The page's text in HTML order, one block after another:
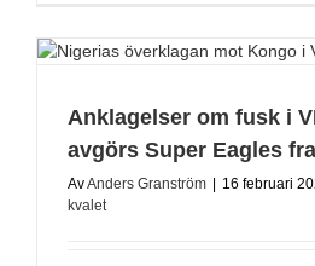
Anklagelser om fusk i
avgörs Super Eagles
AvAnders Granström | 16 februari
kvalet